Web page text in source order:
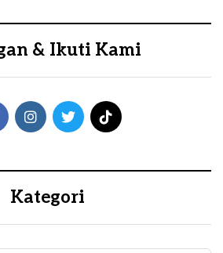
& Ikuti Kami
Kategori